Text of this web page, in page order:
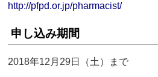
http://pfpd.or.jp/pharmacist/
申し込み期間
2018年12月29日（土）まで